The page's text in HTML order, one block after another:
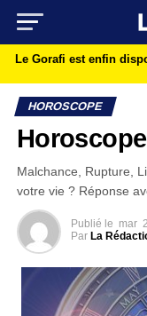
Le Gorafi est enfin
HOROSCOPE
Malchance, Rupture,
votre vie ? Réponse
Publié le mar
Par La